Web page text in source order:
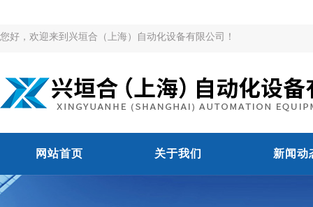
您好，欢迎来到兴垣合（上海）自动化设备有限公司！
网站首页 关于我们 新闻动